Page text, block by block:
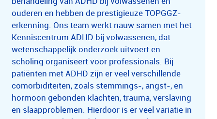
ouderen en hebben de prestigieuze TOPGGZ-
erkenning. Ons team werkt nauw samen met het
Kenniscentrum ADHD bij volwassenen, dat
wetenschappelijk onderzoek uitvoert en
scholing organiseert voor professionals. Bij
patiënten met ADHD zijn er veel verschillende
comorbiditeiten, zoals stemmings-, angst-, en
hormoon gebonden klachten, trauma, verslaving
en slaapproblemen. Hierdoor is er veel variatie in